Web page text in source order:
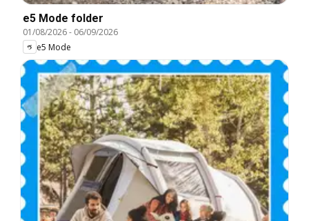
e5 Mode folder
01/08/2026- 06/09/2026
e5 Mode